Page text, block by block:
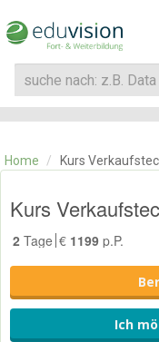
KATEGORIE
ÜBER EDUVISION
Home / Kurs
Kurs
2 Tage € 1199 p.P.
Ich